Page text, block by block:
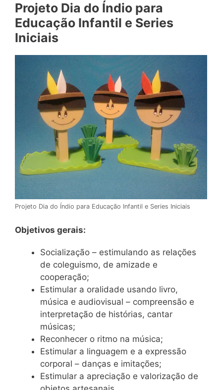
Projeto Dia do Índio para
Educação Infantil e Series
Iniciais
Projeto Dia do Índio para Educação Infantil e Series Iniciais
Objetivos gerais:
Socialização – estimulando as relações
de coleguismo, de amizade e
cooperação;
Estimular a oralidade usando livro,
música e audiovisual – compreensão e
interpretação de histórias, cantar
músicas;
Reconhecer o ritmo na música;
Estimular a linguagem e a expressão
corporal – danças e imitações;
Estimular a apreciação e valorização de